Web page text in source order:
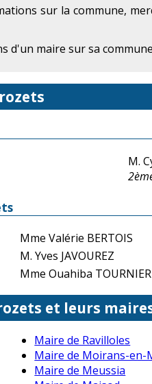
sur la commune,
d'un maire sur sa
M.
Mme Valérie BERTOIS
M. Yves JAVOUREZ
Mme Ouahiba TOURNIER
et leurs
Maire de Ravilloles
Maire de Moirans-en-
Maire de Meussia